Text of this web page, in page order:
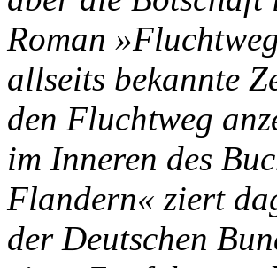
Roman
allseits bekannte
den Fluchtweg
im Inneren des
Flandern« ziert
der Deutschen